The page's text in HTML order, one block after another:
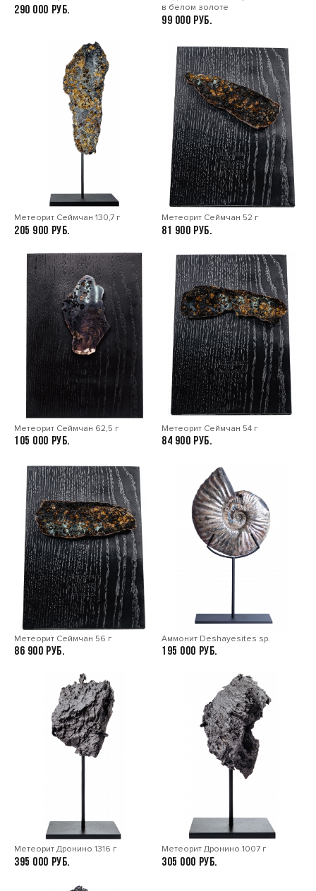
290 000
в белом золоте
99 000
Метеорит Сеймчан 130,7 г
205 900
Метеорит Сеймчан 52 г
81 900
Метеорит Сеймчан 62,5 г
105 000
Метеорит Сеймчан 54 г
84 900
Метеорит Сеймчан 56 г
86 900
Аммонит Deshayesites sp.
195 000
Метеорит Дронино 1316 г
395 000
Метеорит Дронино 1007 г
305 000